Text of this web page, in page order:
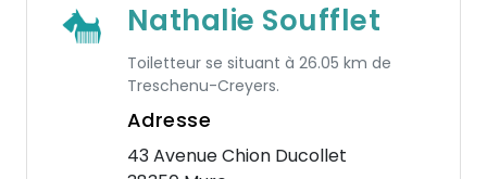
Nathalie Soufflet
Toiletteur se situant à 26.05 km de
Treschenu-Creyers.
Adresse
43 Avenue Chion Ducollet